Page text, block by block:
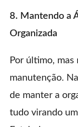
8. Mantendo a
Organizada
Por último,
manutenção.
de manter a
tudo virando